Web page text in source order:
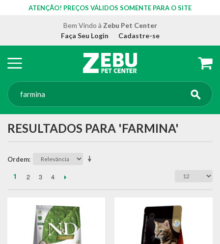
ATENÇÃO! PREÇOS VÁLIDOS SOMENTE PARA O SITE
Bem Vindo à Zebu Pet Center
Faça Seu Login
Cadastre-se
RESULTADOS PARA 'FARMINA'
Ordem
1 2 3 4